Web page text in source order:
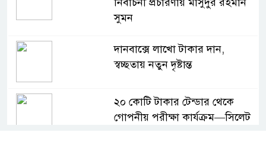
সুমন
দানবাক্সে লাখো টাকার দান,
স্বচ্ছতায় নতুন দৃষ্টান্ত
২০ কোটি টাকার টেন্ডার থেকে
গোপনীয় পরীক্ষা কার্যক্রম—সিলেট